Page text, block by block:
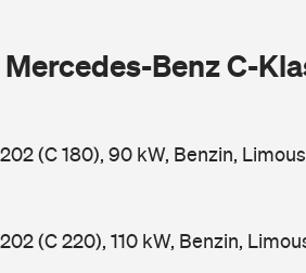
Benz C-
(C 180), 90 kW, Benzin,
(C 220), 110 kW, Benzin,